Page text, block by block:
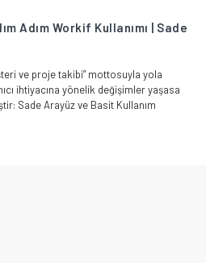
Adım Workif Kullanımı | Sade
ve proje takibi” mottosuyla yola
ihtiyacına yönelik değişimler yaşasa
Sade Arayüz ve Basit Kullanım